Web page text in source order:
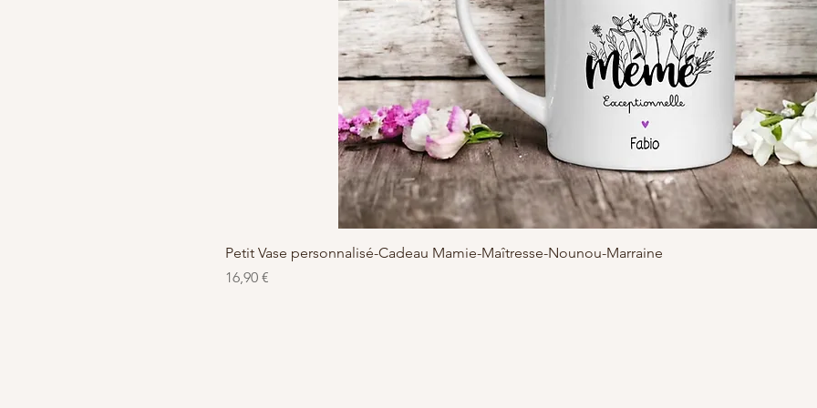
Petit Vase personnalisé-Cadeau Mamie-Maîtresse-Nounou-Marraine
Preis
16,90 €